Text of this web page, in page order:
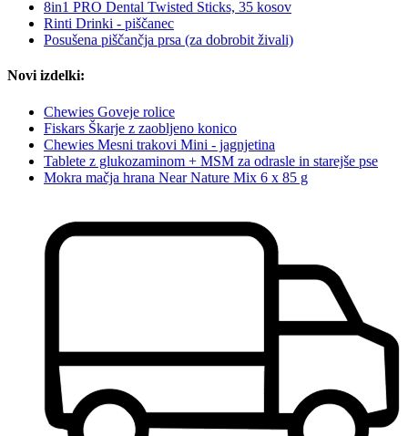
8in1 PRO Dental Twisted Sticks, 35 kosov
Rinti Drinki - piščanec
Posušena piščančja prsa (za dobrobit živali)
Novi izdelki:
Chewies Goveje rolice
Fiskars Škarje z zaobljeno konico
Chewies Mesni trakovi Mini - jagnjetina
Tablete z glukozaminom + MSM za odrasle in starejše pse
Mokra mačja hrana Near Nature Mix 6 x 85 g